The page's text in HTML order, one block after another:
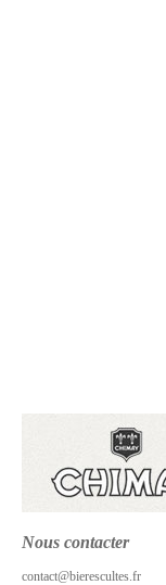
Nous contacter
contact@bierescultes.fr